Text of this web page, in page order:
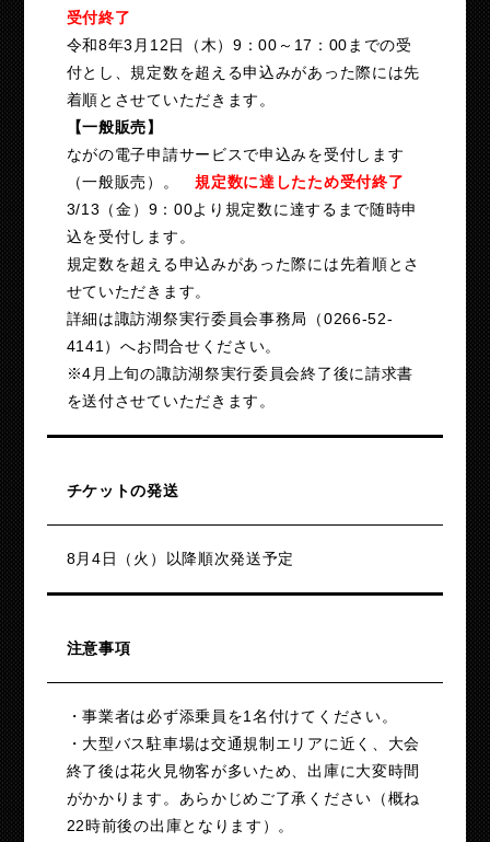
受付終了
令和8年3月12日（木）9：00～17：00までの受
付とし、規定数を超える申込みがあった際には先
着順とさせていただきます。
【一般販売】
ながの電子申請サービスで申込みを受付します
（一般販売）。規定数に達したため受付終了
3/13（金）9：00より規定数に達するまで随時申
込を受付します。
規定数を超える申込みがあった際には先着順とさ
せていただきます。
詳細は諏訪湖祭実行委員会事務局（0266-52-
4141）へお問合せください。
※4月上旬の諏訪湖祭実行委員会終了後に請求書
を送付させていただきます。
チケットの発送
8月4日（火）以降順次発送予定
注意事項
・事業者は必ず添乗員を1名付けてください。
・大型バス駐車場は交通規制エリアに近く、大会
終了後は花火見物客が多いため、出庫に大変時間
がかかります。あらかじめご了承ください（概ね
22時前後の出庫となります）。